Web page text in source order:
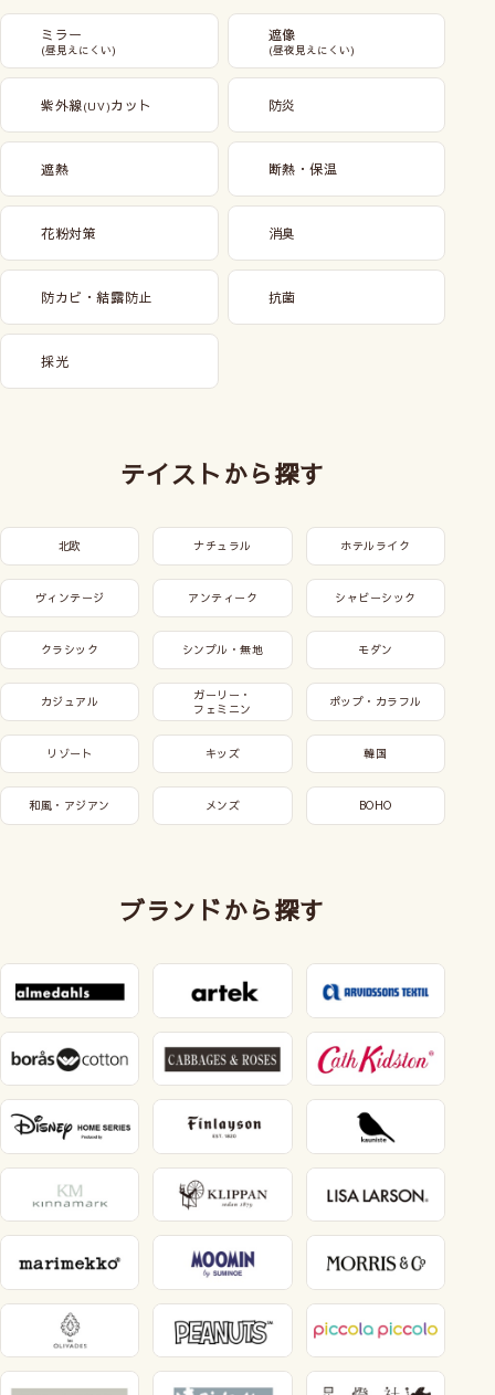
ミラー
(昼見えにくい)
遮像
(昼夜見えにくい)
紫外線(UV)カット 防炎
遮熱 断熱・保温
花粉対策 消臭
防カビ・結露防止 抗菌
採光
テイストから探す
北欧 ナチュラル ホテルライク
ヴィンテージ アンティーク シャビーシック
クラシック シンプル・無地 モダン
カジュアル
ガーリー・
フェミニン
ポップ・カラフル
リゾート キッズ 韓国
和風・アジアン メンズ BOHO
ブランドから探す